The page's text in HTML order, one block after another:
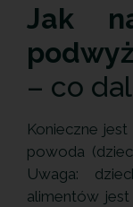
Jak
– co
Konieczne
powoda
Uwaga:
alimentów